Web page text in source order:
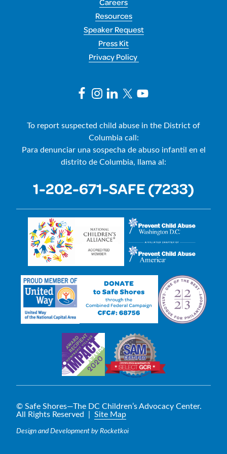
Resources
Speaker Request
Press Kit
Privacy Policy
To report suspected child abuse in the District of
Columbia call:
Para denunciar una sospecha de abuso infantil en el
distrito de Columbia, llama al:
1-202-671-SAFE (7233)
© Safe Shores—The DC Children’s Advocacy Center.
All Rights Reserved | Site Map
Design and Development by Rocketkoi